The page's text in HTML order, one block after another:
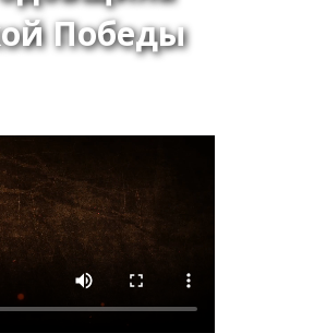
Победы